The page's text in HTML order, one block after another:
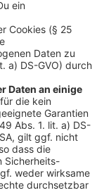
auch: "Die
und die
Immer
entschieden
Praxis zu
gehe es um die
sie
macht",